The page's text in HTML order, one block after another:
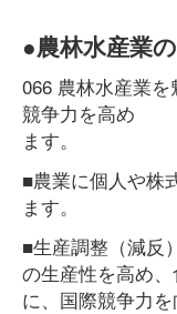
●農林水産業
066 農林水産業
競争力を高め
ます。
■農業に個人や株
ます。
■生産調整（減反
の生産性を高め
に、国際競争力を